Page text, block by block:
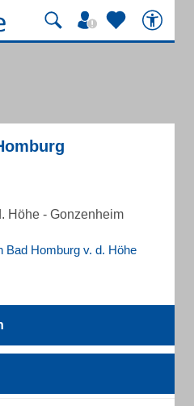
Höhe - Gonzenheim
Bad Homburg v. d. Höhe